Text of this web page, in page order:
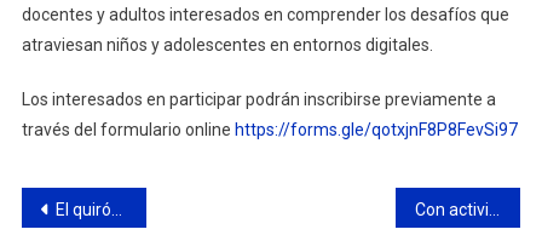
docentes y adultos interesados en comprender los desafíos que
atraviesan niños y adolescentes en entornos digitales.
Los interesados en participar podrán inscribirse previamente a
través del formulario online https://forms.gle/qotxjnF8P8FevSi97
Navegación
El quirófano móvil del Municipio estará en Los Pioneros Con actividades en el Parque Urbano, la ciudad celebró el “Buen Trato” hacia los adultos mayores